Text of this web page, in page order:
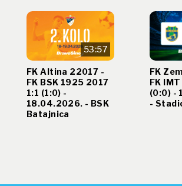
53:57
FK Altina 22017 -
FK BSK 1925 2017
1:1 (1:0) -
18.04.2026. - BSK
Batajnica
FK
FK
(0:0) -
-